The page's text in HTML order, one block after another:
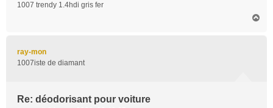
e
1007 trendy 1.4hdi gris fer
ray-mon
1007iste de diamant
Re: déodorisant pour voiture